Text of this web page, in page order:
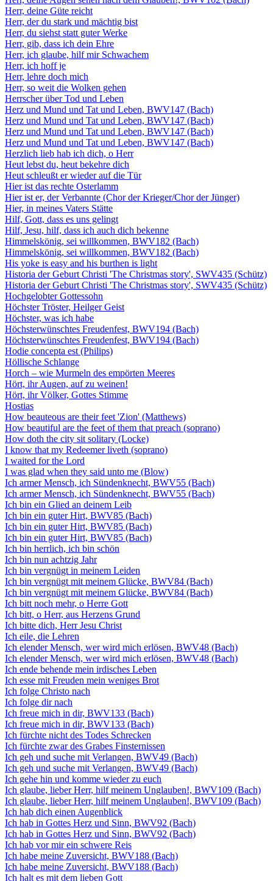
Herr, deine Güte reicht
Herr, der du stark und mächtig bist
Herr, du siehst statt guter Werke
Herr, gib, dass ich dein Ehre
Herr, ich glaube, hilf mir Schwachem
Herr, ich hoff je
Herr, lehre doch mich
Herr, so weit die Wolken gehen
Herrscher über Tod und Leben
Herz und Mund und Tat und Leben, BWV147 (Bach)
Herz und Mund und Tat und Leben, BWV147 (Bach)
Herz und Mund und Tat und Leben, BWV147 (Bach)
Herz und Mund und Tat und Leben, BWV147 (Bach)
Herzlich lieb hab ich dich, o Herr
Heut lebst du, heut bekehre dich
Heut schleußt er wieder auf die Tür
Hier ist das rechte Osterlamm
Hier ist er, der Verbannte (Chor der Krieger/Chor der Jünger)
Hier, in meines Vaters Stätte
Hilf, Gott, dass es uns gelingt
Hilf, Jesu, hilf, dass ich auch dich bekenne
Himmelskönig, sei willkommen, BWV182 (Bach)
Himmelskönig, sei willkommen, BWV182 (Bach)
His yoke is easy and his burthen is light
Historia der Geburt Christi 'The Christmas story', SWV435 (Schütz)
Historia der Geburt Christi 'The Christmas story', SWV435 (Schütz)
Hochgelobter Gottessohn
Höchster Tröster, Heilger Geist
Höchster, was ich habe
Höchsterwünschtes Freudenfest, BWV194 (Bach)
Höchsterwünschtes Freudenfest, BWV194 (Bach)
Hodie concepta est (Philips)
Höllische Schlange
Horch – wie Murmeln des empörten Meeres
Hört, ihr Augen, auf zu weinen!
Hört, ihr Völker, Gottes Stimme
Hostias
How beauteous are their feet 'Zion' (Matthews)
How beautiful are the feet of them that preach (soprano)
How doth the city sit solitary (Locke)
I know that my Redeemer liveth (soprano)
I waited for the Lord
I was glad when they said unto me (Blow)
Ich armer Mensch, ich Sündenknecht, BWV55 (Bach)
Ich armer Mensch, ich Sündenknecht, BWV55 (Bach)
Ich bin ein Glied an deinem Leib
Ich bin ein guter Hirt, BWV85 (Bach)
Ich bin ein guter Hirt, BWV85 (Bach)
Ich bin ein guter Hirt, BWV85 (Bach)
Ich bin herrlich, ich bin schön
Ich bin nun achtzig Jahr
Ich bin vergnügt in meinem Leiden
Ich bin vergnügt mit meinem Glücke, BWV84 (Bach)
Ich bin vergnügt mit meinem Glücke, BWV84 (Bach)
Ich bitt noch mehr, o Herre Gott
Ich bitt, o Herr, aus Herzens Grund
Ich bitte dich, Herr Jesu Christ
Ich eile, die Lehren
Ich elender Mensch, wer wird mich erlösen, BWV48 (Bach)
Ich elender Mensch, wer wird mich erlösen, BWV48 (Bach)
Ich ende behende mein irdisches Leben
Ich esse mit Freuden mein weniges Brot
Ich folge Christo nach
Ich folge dir nach
Ich freue mich in dir, BWV133 (Bach)
Ich freue mich in dir, BWV133 (Bach)
Ich fürchte nicht des Todes Schrecken
Ich fürchte zwar des Grabes Finsternissen
Ich geh und suche mit Verlangen, BWV49 (Bach)
Ich geh und suche mit Verlangen, BWV49 (Bach)
Ich gehe hin und komme wieder zu euch
Ich glaube, lieber Herr, hilf meinem Unglauben!, BWV109 (Bach)
Ich glaube, lieber Herr, hilf meinem Unglauben!, BWV109 (Bach)
Ich hab dich einen Augenblick
Ich hab in Gottes Herz und Sinn, BWV92 (Bach)
Ich hab in Gottes Herz und Sinn, BWV92 (Bach)
Ich hab vor mir ein schwere Reis
Ich habe meine Zuversicht, BWV188 (Bach)
Ich habe meine Zuversicht, BWV188 (Bach)
Ich halt es mit dem lieben Gott